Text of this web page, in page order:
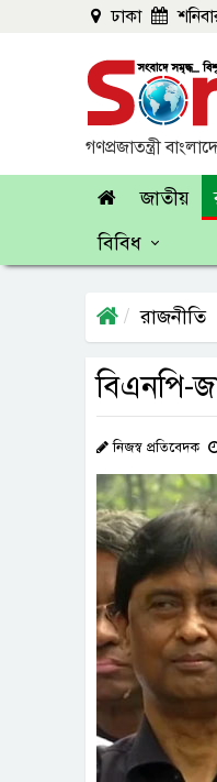
ঢাকা
গণপ্রজাতন্ত্রী
জাতীয়
বিবিধ
রাজনীতি
বিএনপি-
নিজস্ব প্রতিবেদক